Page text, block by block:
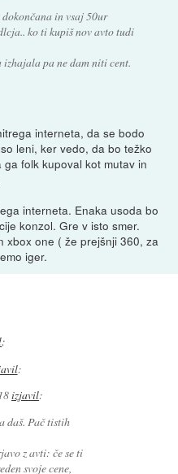
in vsaj 50ur
ko ti kupiš nov avto tudi
pa ne dam niti cent.
interneta, da se bodo
leni, ker vedo, da bo težko
folk kupoval kot mutav in
interneta. Enaka usoda bo
konzol. Gre v isto smer.
xbox one ( že prejšnji 360, za
iger.
:
:
izjavil:
daš. Pač tistih
z avti: če se ti
svoje cene,